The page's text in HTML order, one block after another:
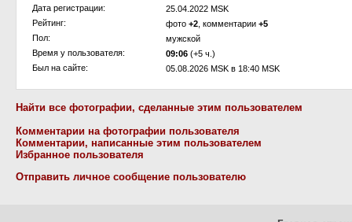
Дата регистрации:
25.04.2022 MSK
Рейтинг:
фото +2 , комментарии +5
Пол:
мужской
Время у пользователя:
09:06 (+5 ч.)
Был на сайте:
05.08.2026 MSK в 18:40 MSK
Найти все фотографии, сделанные этим пользователем
Комментарии на фотографии пользователя
Комментарии, написанные этим пользователем
Избранное пользователя
Отправить личное сообщение пользователю